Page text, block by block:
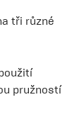
tři různé
pružností